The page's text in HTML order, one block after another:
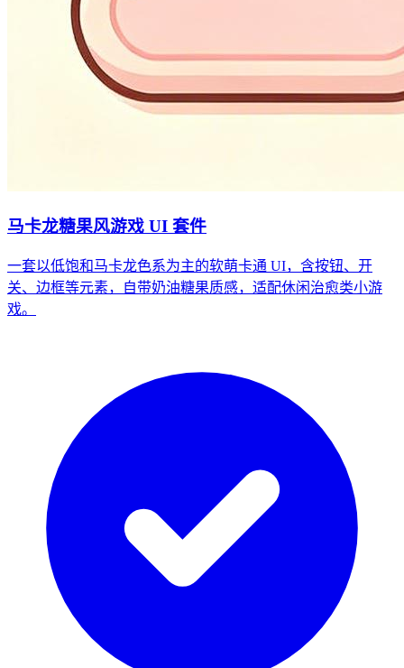
马卡龙糖果风游戏 UI 套件
一套以低饱和马卡龙色系为主的软萌卡通 UI，含按钮、开
关、边框等元素，自带奶油糖果质感，适配休闲治愈类小游
戏。